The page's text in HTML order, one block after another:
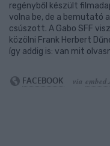
regényből készült
volna be, de a bemutató
csúszott. A Gabo SFF
közölni Frank Herbert
így addig is: van mit